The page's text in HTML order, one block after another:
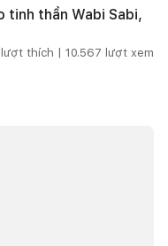
tinh thần Wabi Sabi,
lượt thích | 10.567 lượt xem